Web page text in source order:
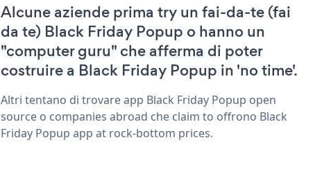
Alcune aziende prima try un fai-da-te (fai
da te) Black Friday Popup o hanno un
"computer guru" che afferma di poter
costruire a Black Friday Popup in 'no time'.
Altri tentano di trovare app Black Friday Popup open
source o companies abroad che claim to offrono Black
Friday Popup app at rock-bottom prices.